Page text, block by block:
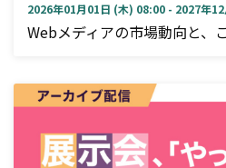
2026年01月01日 (木) 08:00 - 2027年
Webメディアの市場動向と、